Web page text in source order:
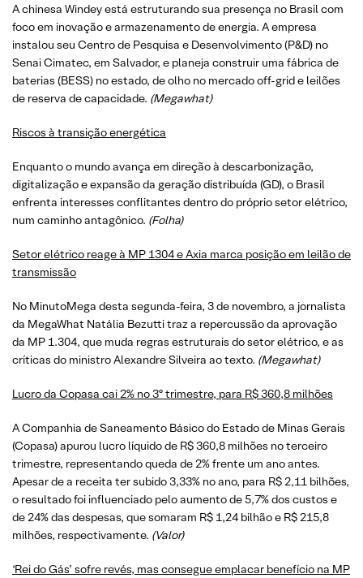
A chinesa Windey está estruturando sua presença no Brasil com
foco em inovação e armazenamento de energia. A empresa
instalou seu Centro de Pesquisa e Desenvolvimento (P&D) no
Senai Cimatec, em Salvador, e planeja construir uma fábrica de
baterias (BESS) no estado, de olho no mercado off-grid e leilões
de reserva de capacidade. (Megawhat)
Riscos à transição energética
Enquanto o mundo avança em direção à descarbonização,
digitalização e expansão da geração distribuída (GD), o Brasil
enfrenta interesses conflitantes dentro do próprio setor elétrico,
num caminho antagônico. (Folha)
Setor elétrico reage à MP 1304 e Axia marca posição em leilão de
transmissão
No MinutoMega desta segunda-feira, 3 de novembro, a jornalista
da MegaWhat Natália Bezutti traz a repercussão da aprovação
da MP 1.304, que muda regras estruturais do setor elétrico, e as
críticas do ministro Alexandre Silveira ao texto. (Megawhat)
Lucro da Copasa cai 2% no 3º trimestre, para R$ 360,8 milhões
A Companhia de Saneamento Básico do Estado de Minas Gerais
(Copasa) apurou lucro líquido de R$ 360,8 milhões no terceiro
trimestre, representando queda de 2% frente um ano antes.
Apesar de a receita ter subido 3,33% no ano, para R$ 2,11 bilhões,
o resultado foi influenciado pelo aumento de 5,7% dos custos e
de 24% das despesas, que somaram R$ 1,24 bilhão e R$ 215,8
milhões, respectivamente. (Valor)
‘Rei do Gás’ sofre revés, mas consegue emplacar benefício na MP